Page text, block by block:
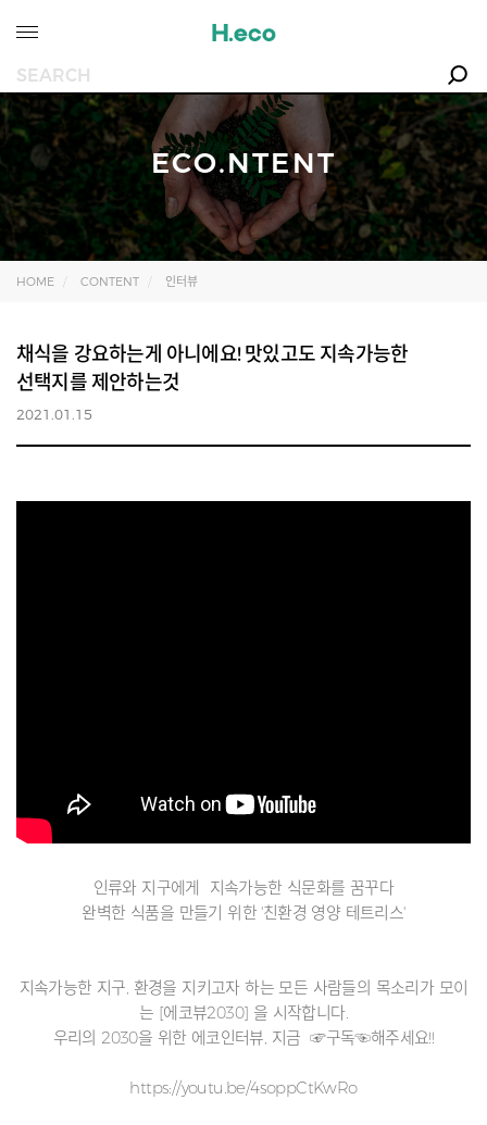
ECO.NTENT
HOME CONTENT 인터뷰
채식을 강요하는게 아니에요! 맛있고도 지속가능한
선택지를 제안하는것
2021.01.15
인류와 지구에게 지속가능한 식문화를 꿈꾸다
완벽한 식품을 만들기 위한 '친환경 영양 테트리스'
지속가능한 지구, 환경을 지키고자 하는 모든 사람들의 목소리가 모이
는 [에코뷰2030] 을 시작합니다.
우리의 2030을 위한 에코인터뷰, 지금 ☞구독☜해주세요!!
https://youtu.be/4soppCtKwRo